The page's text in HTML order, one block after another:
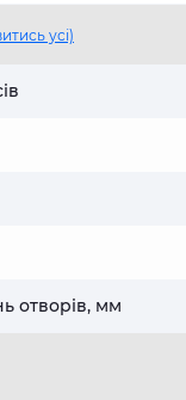
усі)
отворів, мм